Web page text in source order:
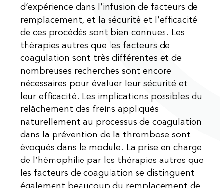
d’expérience dans l’infusion de facteurs de
remplacement, et la sécurité et l’efficacité
de ces procédés sont bien connues. Les
thérapies autres que les facteurs de
coagulation sont très différentes et de
nombreuses recherches sont encore
nécessaires pour évaluer leur sécurité et
leur efficacité. Les implications possibles du
relâchement des freins appliqués
naturellement au processus de coagulation
dans la prévention de la thrombose sont
évoqués dans le module. La prise en charge
de l’hémophilie par les thérapies autres que
les facteurs de coagulation se distinguent
également beaucoup du remplacement de